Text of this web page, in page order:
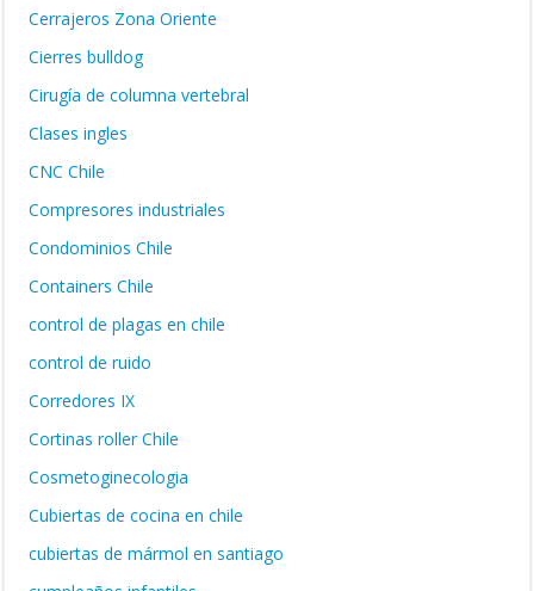
Cerrajeros Zona Oriente
Cierres bulldog
Cirugía de columna vertebral
Clases ingles
CNC Chile
Compresores industriales
Condominios Chile
Containers Chile
control de plagas en chile
control de ruido
Corredores IX
Cortinas roller Chile
Cosmetoginecologia
Cubiertas de cocina en chile
cubiertas de mármol en santiago